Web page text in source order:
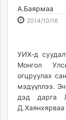
zindaa.mn
Baabar.mn
mnb.mn
Livetv.mn
Eguur.mn
24tsag.mn
shuud.mn
А.Баярмаа
2014/10/16
УИХ-д
Монгол
огцруулах
мэдүүллээ.
дэд дарга